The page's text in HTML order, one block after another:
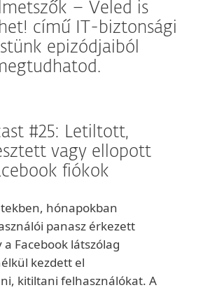
– Veled is
című IT-biztonsági
epizódjaiból
#25: Letiltott,
vagy ellopott
fiókok
hónapokban
panasz érkezett
Facebook látszólag
kezdett el
kitiltani felhasználókat. A